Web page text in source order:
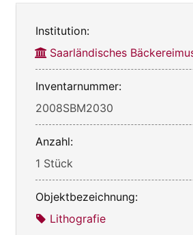
Institution:
Saarländisches
Inventarnummer:
2008SBM2030
Anzahl:
1 Stück
Objektbezeichnung:
Lithografie